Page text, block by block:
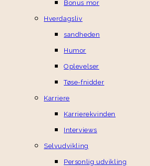
Bonus mor
Hverdagsliv
sandheden
Humor
Oplevelser
Tøse-fnidder
Karriere
Karrierekvinden
Interviews
Selvudvikling
Personlig udvikling